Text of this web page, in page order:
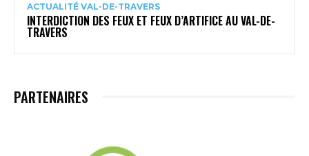
ACTUALITÉ VAL-DE-TRAVERS
INTERDICTION DES FEUX ET FEUX D’ARTIFICE AU VAL-DE-
TRAVERS
PARTENAIRES